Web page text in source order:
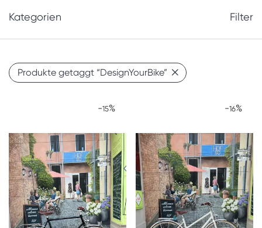
Kategorien Filter
Produkte getaggt “DesignYourBike”
-15% -16%